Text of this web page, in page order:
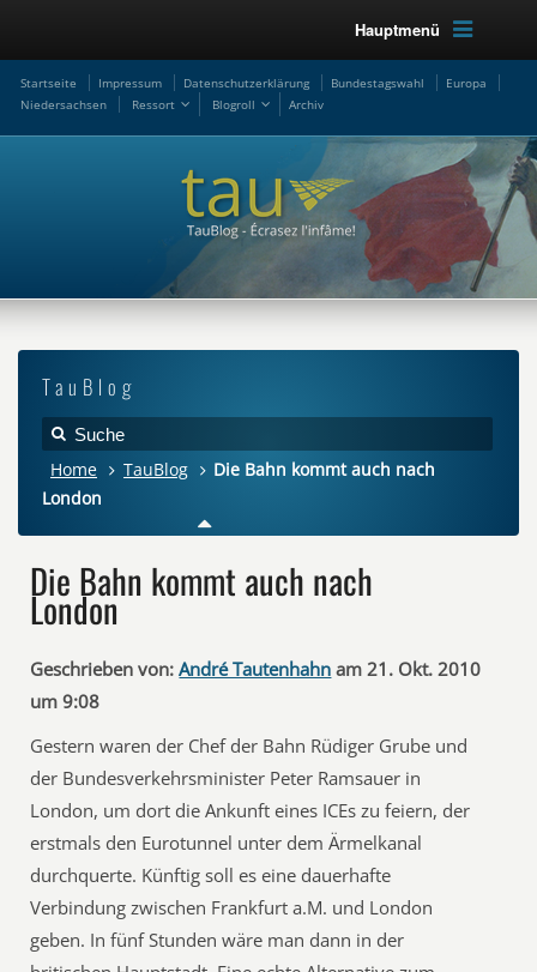
Hauptmenü
Startseite Impressum Datenschutzerklärung Bundestagswahl
Europa
Niedersachsen
Ressort Blogroll Archiv
TauBlog
Home TauBlog
Die Bahn kommt auch nach
London
Die Bahn kommt auch nach
London
Geschrieben von: André Tautenhahn am 21. Okt. 2010
um 9:08
Gestern waren der Chef der Bahn Rüdiger Grube und
der Bundesverkehrsminister Peter Ramsauer in
London, um dort die Ankunft eines ICEs zu feiern, der
erstmals den Eurotunnel unter dem Ärmelkanal
durchquerte. Künftig soll es eine dauerhafte
Verbindung zwischen Frankfurt a.M. und London
geben. In fünf Stunden wäre man dann in der